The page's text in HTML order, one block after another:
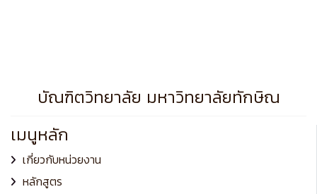
บัณฑิตวิทยาลัย มหาวิทยาลัยทักษิณ
เมนูหลัก
เกี่ยวกับหน่วยงาน
หลักสูตร